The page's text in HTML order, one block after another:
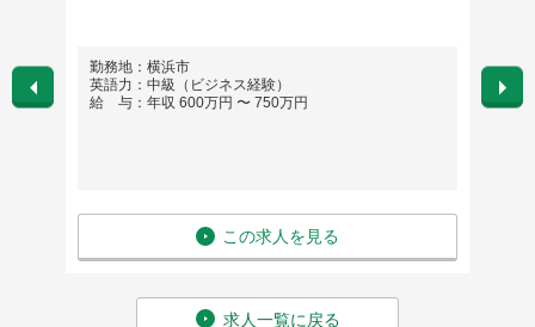
勤務地：横浜市
英語力：中級（ビジネス経験）
給 与：年収 600万円 〜 750万円
この求人を見る
勤務
英語
給
求人一覧に戻る